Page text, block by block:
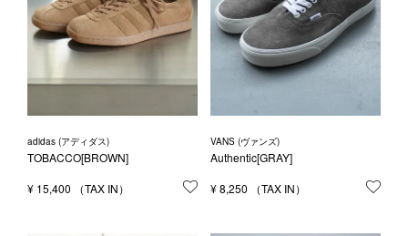
adidas (アディダス)
TOBACCO[BROWN]
¥ 15,400 お気に入りに登録する
VANS (ヴァンズ)
Authentic[GRAY]
¥8,250